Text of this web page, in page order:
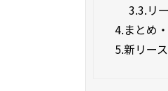
3.3.リ
4.まとめ
5.新リー